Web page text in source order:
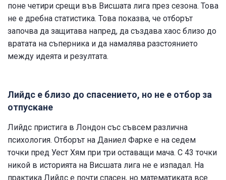
поне четири срещи във Висшата лига през сезона. Това
не е дребна статистика. Това показва, че отборът
започва да защитава напред, да създава хаос близо до
вратата на съперника и да намалява разстоянието
между идеята и резултата.
Лийдс е близо до спасението, но не е отбор за
отпускане
Лийдс пристига в Лондон със съвсем различна
психология. Отборът на Даниел Фарке е на седем
точки пред Уест Хям при три оставащи мача. С 43 точки
никой в историята на Висшата лига не е изпадал. На
практика Лийдс е почти спасен, но математиката все